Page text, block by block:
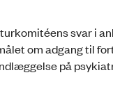
svar i
om adgang til
på